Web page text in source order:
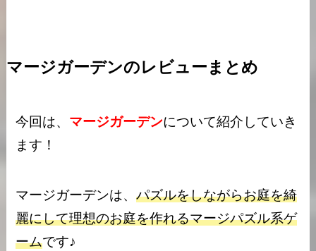
マージガーデンのレビューまとめ
今回は、 マージガーデンについて紹介していき
ます！
マージガーデンは、パズルをしながらお庭を綺
麗にして理想のお庭を作れるマージパズル系ゲ
ームです♪